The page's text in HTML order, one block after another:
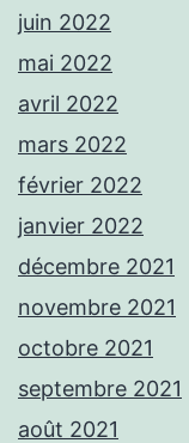
juin 2022
mai 2022
avril 2022
mars 2022
février 2022
janvier 2022
décembre 2021
novembre 2021
octobre 2021
septembre 2021
août 2021